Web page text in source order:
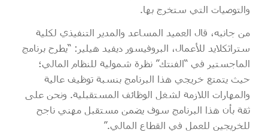
والتوصيات التي ستخرج بها.
من جانبه، قال العميد المساعد والمدير التنفيذي لكلية
ستراثكلايد للأعمال، البروفيسور ديفيد هيلير: “يطرح برنامج
الماجستير في “الفنتك” نظرة شمولية للنظام المالي؛
حيث يتمتع خريجي هذا البرنامج بنسبة توظيف عالية
والمهارات اللازمة لشغل الوظائف المستقبلية. ونحن على
ثقة بأن هذا البرنامج سوف يضمن مستقبل مهني ناجح
للخريجين للعمل في القطاع المالي.”